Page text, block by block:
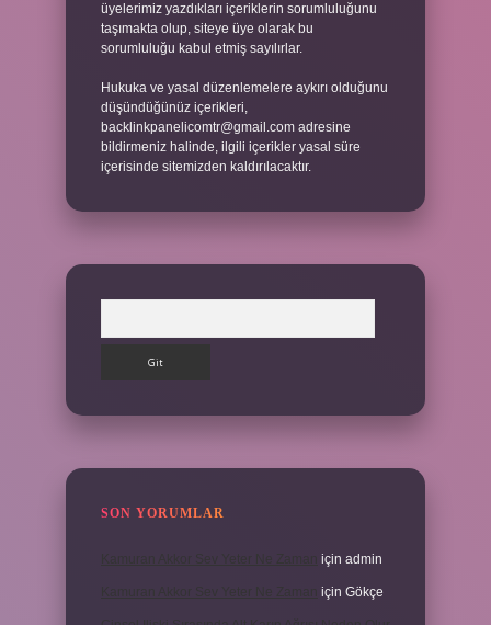
üyelerimiz yazdıkları içeriklerin sorumluluğunu
taşımakta olup, siteye üye olarak bu
sorumluluğu kabul etmiş sayılırlar.
Hukuka ve yasal düzenlemelere aykırı olduğunu
düşündüğünüz içerikleri,
backlinkpanelicomtr@gmail.com adresine
bildirmeniz halinde, ilgili içerikler yasal süre
içerisinde sitemizden kaldırılacaktır.
SON YORUMLAR
için admin
için Gökçe